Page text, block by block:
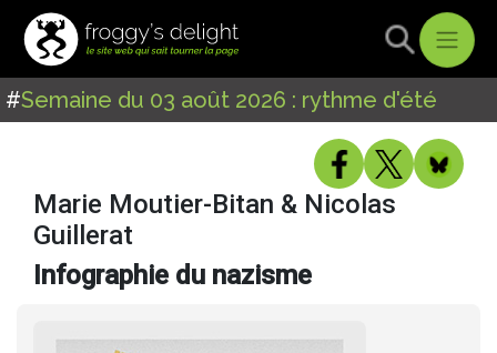
#Semaine du 03 août 2026 : rythme d'été
Marie Moutier-Bitan & Nicolas
Guillerat
Infographie du nazisme